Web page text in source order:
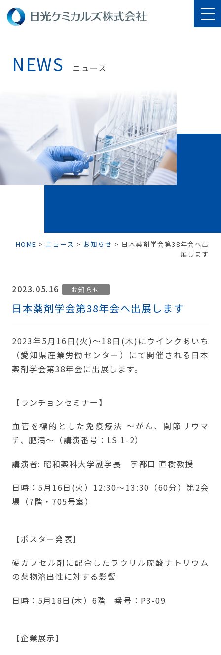
NEWS ニュース
HOME > ニュース > お知らせ > 日本薬剤学会第38年会へ出
展します
2023.05.16 お知らせ
日本薬剤学会第38年会へ出展します
2023年5月16日(火)〜18日(木)にウインクあいち
（愛知県産業労働センター）にて開催される日本
薬剤学会第38年会に出展します。
【ランチョンセミナー】
血管を標的とした免疫療法 〜がん、関節リウマ
チ、肥満〜（講演番号：LS 1-2）
講演者: 昭和薬科大学副学長 宇都口 直樹教授
日時：5月16日(火）12:30～13:30（60分）第2会
場（7階・705号室）
【ポスター発表】
硬カプセル剤に配合したラウリル硫酸ナトリウム
の薬物溶出性に対する影響
日時：5月18日(木）6階 番号：P3-09
【企業展示】